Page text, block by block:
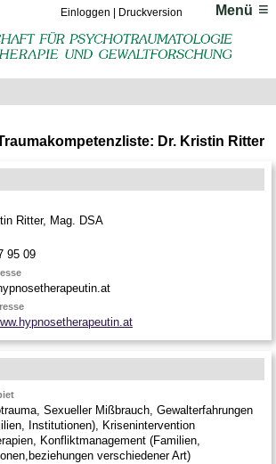
Menü
Einloggen Druckversion
Dr. Kristin Ritter
Ritter, Mag. DSA
95 09
Sexueller Mißbrauch, Gewalterfahrungen
Institutionen), Krisenintervention
Konfliktmanagement (Familien,
verschiedener Art)